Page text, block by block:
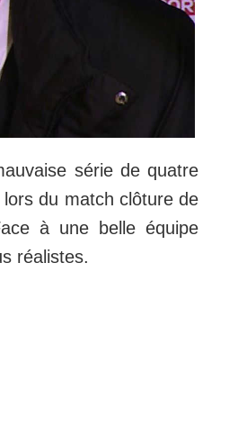
série de quatre
du match clôture de
à une belle équipe
réalistes.